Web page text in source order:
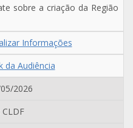
sobre a criação da Região
Informações
da Audiência
2026
CLDF